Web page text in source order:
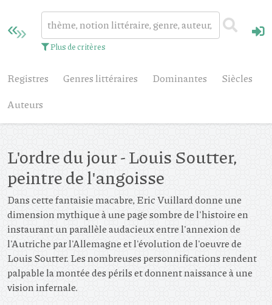
Plus de critères
Registres Genres littéraires Dominantes
Siècles
Auteurs
L'ordre du jour - Louis Soutter,
peintre de l'angoisse
Dans cette fantaisie macabre, Eric Vuillard donne une
dimension mythique à une page sombre de l'histoire en
instaurant un parallèle audacieux entre l'annexion de
l'Autriche par l'Allemagne et l'évolution de l'oeuvre de
Louis Soutter. Les nombreuses personnifications rendent
palpable la montée des périls et donnent naissance à une
vision infernale.